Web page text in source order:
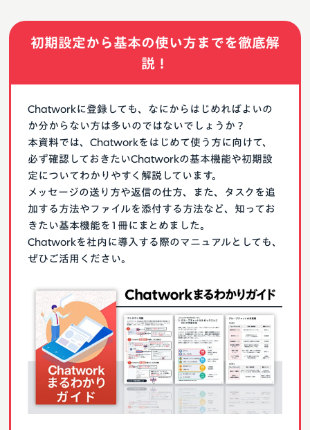
初期設定から基本の使い方までを徹底解
説！
Chatworkに登録しても、なにからはじめればよいの
か分からない方は多いのではないでしょうか？
本資料では、Chatworkをはじめて使う方に向けて、
必ず確認しておきたいChatworkの基本機能や初期設
定についてわかりやすく解説しています。
メッセージの送り方や返信の仕方、また、タスクを追
加する方法やファイルを添付する方法など、知ってお
きたい基本機能を1冊にまとめました。
Chatworkを社内に導入する際のマニュアルとしても、
ぜひご活用ください。